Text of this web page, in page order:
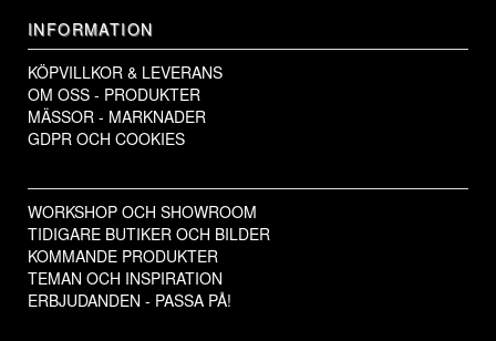
INFORMATION
KÖPVILLKOR & LEVERANS
OM OSS - PRODUKTER
MÄSSOR - MARKNADER
GDPR OCH COOKIES
WORKSHOP OCH SHOWROOM
TIDIGARE BUTIKER OCH BILDER
KOMMANDE PRODUKTER
TEMAN OCH INSPIRATION
ERBJUDANDEN - PASSA PÅ!